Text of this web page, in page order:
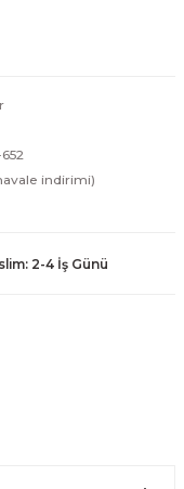
indirimi)
2-4 İş Günü